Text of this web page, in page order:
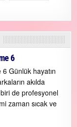
6
Günlük hayatın
akılda
biri de profesyonel
zaman sıcak ve